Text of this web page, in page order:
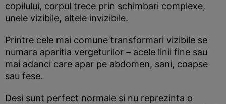
copilului, corpul trece prin schimbari complexe,
unele vizibile, altele invizibile.
Printre cele mai comune transformari vizibile se
numara aparitia vergeturilor – acele linii fine sau
mai adanci care apar pe abdomen, sani, coapse
sau fese.
Desi sunt perfect normale si nu reprezinta o